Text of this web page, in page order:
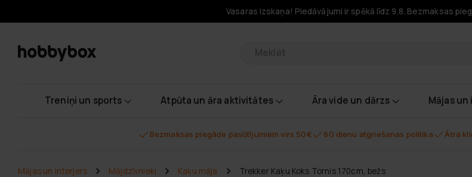
Vasaras izskaņa! Piedāvājumi ir spēkā līdz 9.8. Bezmaksas
Treniņi un sports Atpūta un āra aktivitātes Āra vide un dārzs Mājas
Bezmaksas piegāde pasūtījumiem virs 50€ 60 dienu atgriešanas politika Ātra
Mājas un interjers Mājdzīvnieki Kaķu māja Trekker Kaķu Koks Tornis 170cm, bežs